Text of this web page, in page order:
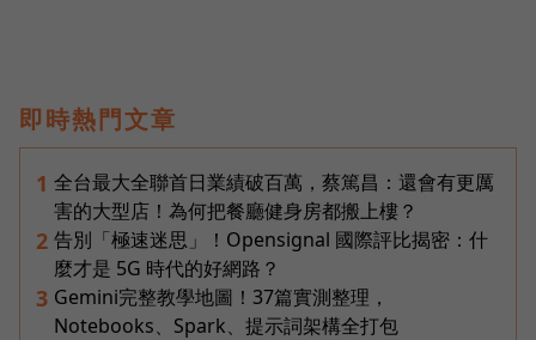
即時熱門文章
1 全台最大全聯首日業績破百萬，蔡篤昌：還會有更厲
害的大型店！為何把餐廳健身房都搬上樓？
2 告別「極速迷思」！Opensignal 國際評比揭密：什
麼才是 5G 時代的好網路？
3 Gemini完整教學地圖！37篇實測整理，
Notebooks、Spark、提示詞架構全打包